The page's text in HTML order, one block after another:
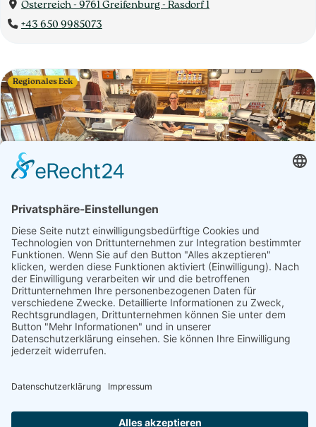
Österreich - 9761 Greifenburg - Rasdorf 1
+43 650 9985073
Betrieb Öffnungszeiten
St. Danieler G´schäft | Tanja Kofler
Fisch, Fleisch, Gastronomie, Getränke, Getreideprodukte,
Gourmet-Zutaten, Handwerk, Honig, Aufstriche & Co,
Milchprodukte, Obst & Gemüse, Süßes & Snacks, Weitere
Hofprodukte
Produktübersicht
Bekleidung, Bergkäse, Braunschweiger, Bröseltopfen,
Regionales Eck